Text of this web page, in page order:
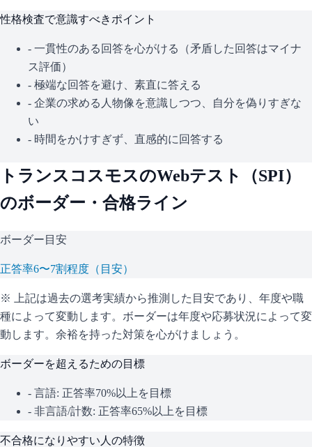
性格検査で意識すべきポイント
- 一貫性のある回答を心がける（矛盾した回答はマイナ
ス評価）
- 極端な回答を避け、素直に答える
- 企業の求める人物像を意識しつつ、自分を偽りすぎな
い
- 時間をかけすぎず、直感的に回答する
トランスコスモスのWebテスト（SPI）
のボーダー・合格ライン
ボーダー目安
正答率6〜7割程度（目安）
※ 上記は過去の選考実績から推測した目安であり、年度や職
種によって変動します。 ボーダーは年度や応募状況によって変
動します。余裕を持った対策を心がけましょう。
ボーダーを超えるための目標
- 言語: 正答率70%以上を目標
- 非言語/計数: 正答率65%以上を目標
不合格になりやすい人の特徴